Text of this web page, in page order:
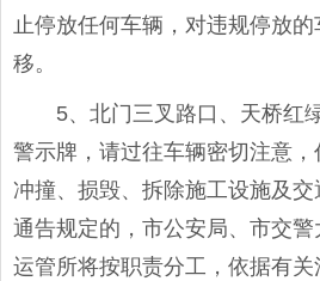
止停放任何车辆，对违规停放
移。
5、北门三叉路口、天桥红
警示牌，请过往车辆密切注意
冲撞、损毁、拆除施工设施及
通告规定的，市公安局、市交
运管所将按职责分工，依据有